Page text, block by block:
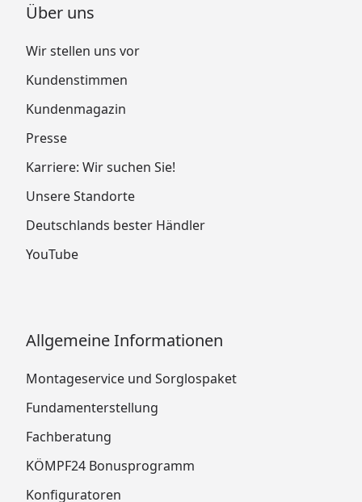
Über uns
Wir stellen uns vor
Kundenstimmen
Kundenmagazin
Presse
Karriere: Wir suchen Sie!
Unsere Standorte
Deutschlands bester Händler
YouTube
Allgemeine Informationen
Montageservice und Sorglospaket
Fundamenterstellung
Fachberatung
KÖMPF24 Bonusprogramm
Konfiguratoren